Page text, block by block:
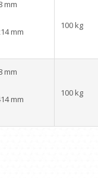
mm
mm
100 kg
mm
mm
100 kg